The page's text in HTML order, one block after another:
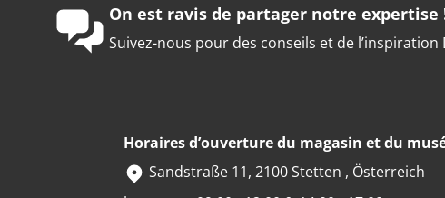
On est ravis de partager notre expertise
Suivez-nous pour des conseils et de l’inspiration
Horaires d’ouverture du magasin et du
Sandstraße 11, 2100 Stetten , Österreich